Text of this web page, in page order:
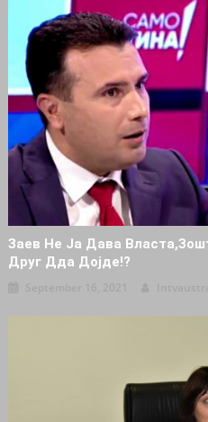
Заев Не Ја Дава
Друг Дда Дојде!?